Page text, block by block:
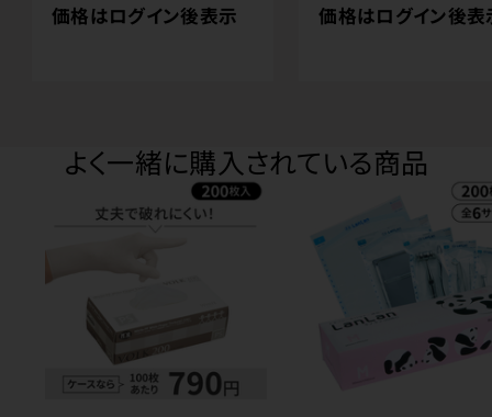
価格はログイン後表示
価格はログイン後表
よく一緒に購入されている商品